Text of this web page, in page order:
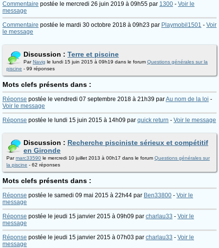
Commentaire postée le mercredi 26 juin 2019 à 09h55 par 1300 - Voir le
message
Commentaire postée le mardi 30 octobre 2018 à 09h23 par Playmobil1501 - Voir
le message
Discussion : Terre et piscine
ParNavig le lundi 15 juin 2015 à 09h19 dans le forum Questions générales sur la
piscine - 99 réponses
Mots clefs présents dans :
Réponse postée le vendredi 07 septembre 2018 à 21h39 parAu nom de la loi -
Voir le message
Réponse postée le lundi 15 juin 2015 à 14h09 par quick return - Voir le message
Discussion : Recherche pisciniste sérieux et compétitif
en Gironde
Parmarc33590 le mercredi 10 juillet 2013 à 00h17 dans le forum Questions générales sur
la piscine - 62 réponses
Mots clefs présents dans :
Réponse postée le samedi 09 mai 2015 à 22h44 par Ben33800 - Voir le
message
Réponse postée le jeudi 15 janvier 2015 à 09h09 par charlau33 - Voir le
message
Réponse postée le jeudi 15 janvier 2015 à 07h03 par charlau33 - Voir le
message